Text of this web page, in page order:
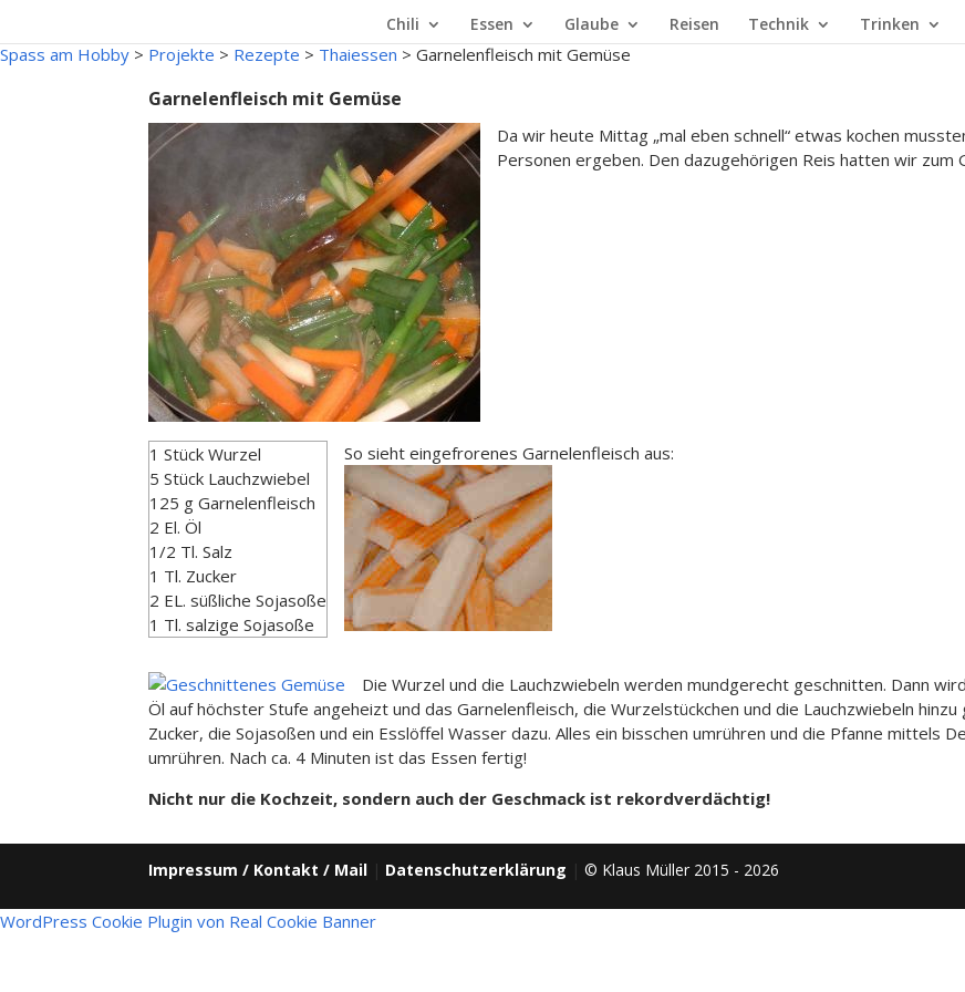
Chili Essen Glaube Reisen Technik Trinken
Spass am Hobby > Projekte > Rezepte > Thaiessen > Garnelenfleisch mit Gemüse
Garnelenfleisch mit Gemüse
Da wir heute Mittag „mal eben schnell“ etwas kochen
Personen ergeben. Den dazugehörigen Reis hatten wir zum
1 Stück Wurzel
5 Stück Lauchzwiebel
125 g Garnelenfleisch
2 El. Öl
1/2 Tl. Salz
1 Tl. Zucker
2 EL. süßliche Sojasoße
1 Tl. salzige Sojasoße
So sieht eingefrorenes Garnelenfleisch aus:
Die Wurzel und die Lauchzwiebeln werden mundgerecht geschnitten. Dann
Öl auf höchster Stufe angeheizt und das Garnelenfleisch, die Wurzelstückchen und die Lauchzwiebeln
Zucker, die Sojasoßen und ein Esslöffel Wasser dazu. Alles ein bisschen umrühren und die Pfanne mittels
umrühren. Nach ca. 4 Minuten ist das Essen fertig!
Nicht nur die Kochzeit, sondern auch der Geschmack ist rekordverdächtig!
Impressum / Kontakt / Mail | Datenschutzerklärung |© Klaus Müller 2015 - 2026
WordPress Cookie Plugin von Real Cookie Banner